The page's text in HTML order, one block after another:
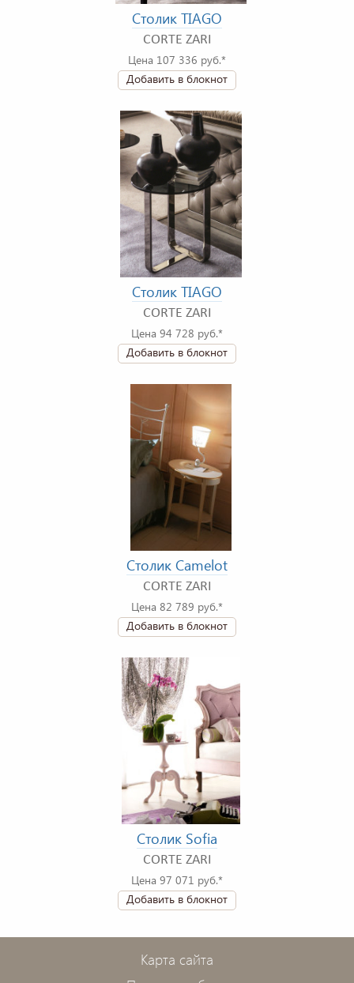
Столик TIAGO
CORTE ZARI
Цена 107 336 руб.*
Добавить в блокнот
Столик TIAGO
CORTE ZARI
Цена 94 728 руб.*
Добавить в блокнот
Столик Camelot
CORTE ZARI
Цена 82 789 руб.*
Добавить в блокнот
Столик Sofia
CORTE ZARI
Цена 97 071 руб.*
Добавить в блокнот
Карта сайта